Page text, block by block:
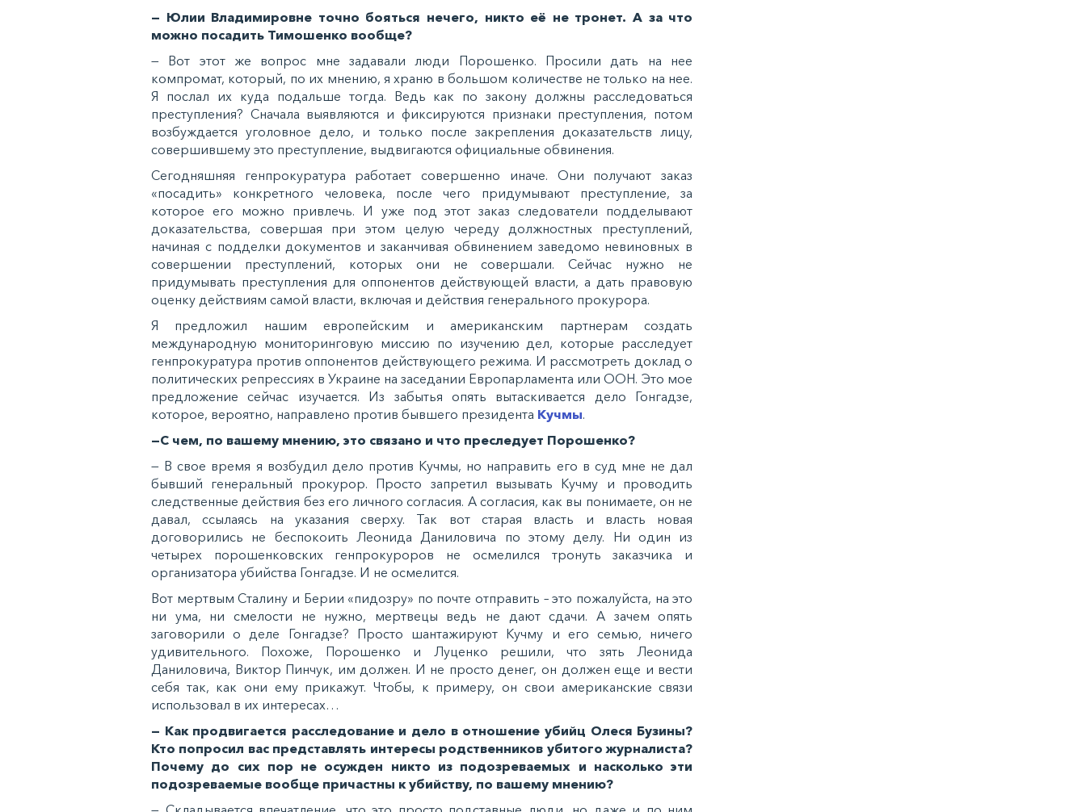
— Юлии Владимировне точно бояться нечего, никто её не тронет. А за что
можно посадить Тимошенко вообще?
— Вот этот же вопрос мне задавали люди Порошенко. Просили дать на нее
компромат, который, по их мнению, я храню в большом количестве не только на нее.
Я послал их куда подальше тогда. Ведь как по закону должны расследоваться
преступления? Сначала выявляются и фиксируются признаки преступления, потом
возбуждается уголовное дело, и только после закрепления доказательств лицу,
совершившему это преступление, выдвигаются официальные обвинения.
Сегодняшняя генпрокуратура работает совершенно иначе. Они получают заказ
«посадить» конкретного человека, после чего придумывают преступление, за
которое его можно привлечь. И уже под этот заказ следователи подделывают
доказательства, совершая при этом целую череду должностных преступлений,
начиная с подделки документов и заканчивая обвинением заведомо невиновных в
совершении преступлений, которых они не совершали. Сейчас нужно не
придумывать преступления для оппонентов действующей власти, а дать правовую
оценку действиям самой власти, включая и действия генерального прокурора.
Я предложил нашим европейским и американским партнерам создать
международную мониторинговую миссию по изучению дел, которые расследует
генпрокуратура против оппонентов действующего режима. И рассмотреть доклад о
политических репрессиях в Украине на заседании Европарламента или ООН. Это мое
предложение сейчас изучается. Из забытья опять вытаскивается дело Гонгадзе,
которое, вероятно, направлено против бывшего президента Кучмы.
—С чем, по вашему мнению, это связано и что преследует Порошенко?
— В свое время я возбудил дело против Кучмы, но направить его в суд мне не дал
бывший генеральный прокурор. Просто запретил вызывать Кучму и проводить
следственные действия без его личного согласия. А согласия, как вы понимаете, он не
давал, ссылаясь на указания сверху. Так вот старая власть и власть новая
договорились не беспокоить Леонида Даниловича по этому делу. Ни один из
четырех порошенковских генпрокуроров не осмелился тронуть заказчика и
организатора убийства Гонгадзе. И не осмелится.
Вот мертвым Сталину и Берии «пидозру» по почте отправить – это пожалуйста, на это
ни ума, ни смелости не нужно, мертвецы ведь не дают сдачи. А зачем опять
заговорили о деле Гонгадзе? Просто шантажируют Кучму и его семью, ничего
удивительного. Похоже, Порошенко и Луценко решили, что зять Леонида
Даниловича, Виктор Пинчук, им должен. И не просто денег, он должен еще и вести
себя так, как они ему прикажут. Чтобы, к примеру, он свои американские связи
использовал в их интересах…
— Как продвигается расследование и дело в отношение убийц Олеся Бузины?
Кто попросил вас представлять интересы родственников убитого журналиста?
Почему до сих пор не осужден никто из подозреваемых и насколько эти
подозреваемые вообще причастны к убийству, по вашему мнению?